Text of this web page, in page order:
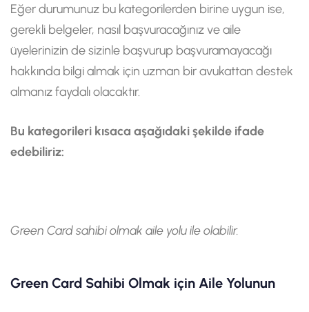
Eğer durumunuz bu kategorilerden birine uygun ise,
gerekli belgeler, nasıl başvuracağınız ve aile
üyelerinizin de sizinle başvurup başvuramayacağı
hakkında bilgi almak için uzman bir avukattan destek
almanız faydalı olacaktır.
Bu kategorileri kısaca aşağıdaki şekilde ifade
edebiliriz:
Green Card sahibi olmak aile yolu ile olabilir.
Green Card Sahibi Olmak için Aile Yolunun